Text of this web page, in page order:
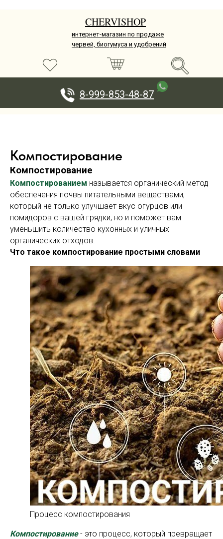
CHERVISHOP
интернет-магазин по продаже
червей, биогумуса и удобрений
8-999-853-48-87
Компостирование
Компостирование
Компостированием называется органический метод
обеспечения почвы питательными веществами,
который не только улучшает вкус огурцов или
помидоров с вашей грядки, но и поможет вам
уменьшить количество кухонных и уличных
органических отходов.
Что такое компостирование простыми словами
Процесс компостирования
Компостирование- это процесс, который превращает